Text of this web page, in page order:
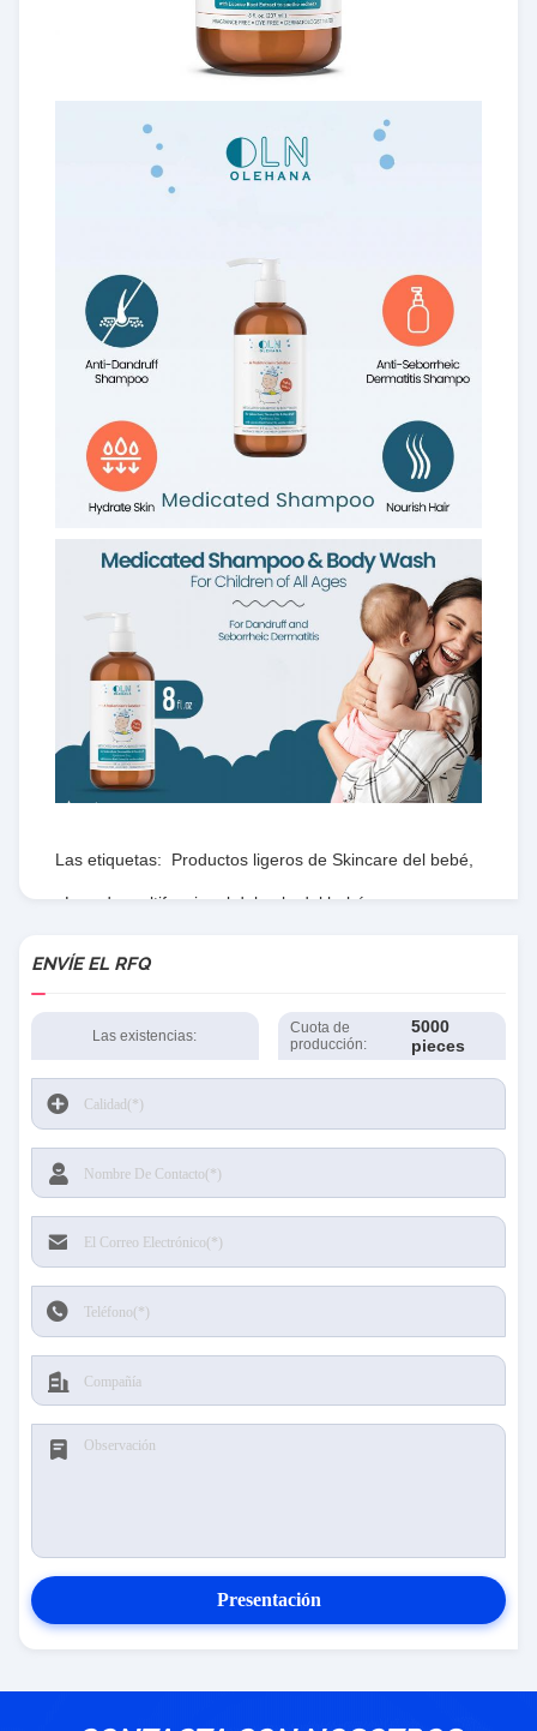
Las etiquetas: Productos ligeros de Skincare del bebé
Lavado multifuncional del pelo del bebé,
ENVÍE EL RFQ
Las existencias:
Cuota de
producción:
5000
pieces
Presentación